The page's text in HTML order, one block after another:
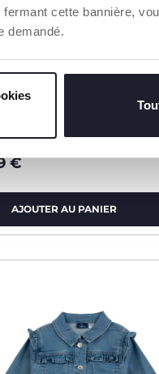
cette bannière,
demandé.
coupe-vent effet
€
AJOUTER AU PANIER